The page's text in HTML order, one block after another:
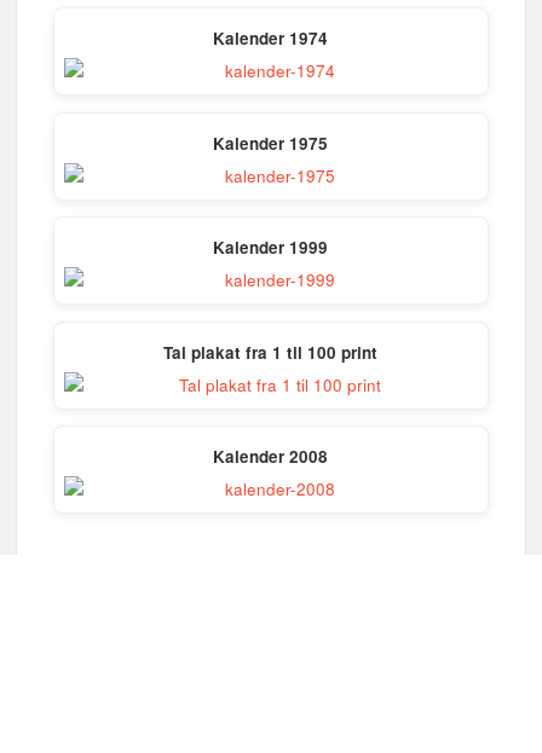
Kalender 1974
Kalender 1975
Kalender 1999
Tal plakat fra 1 til 100 print
Kalender 2008